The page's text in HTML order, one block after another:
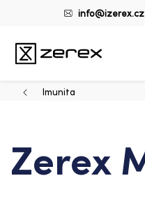
info@izerex.cz
Imunita
Zerex